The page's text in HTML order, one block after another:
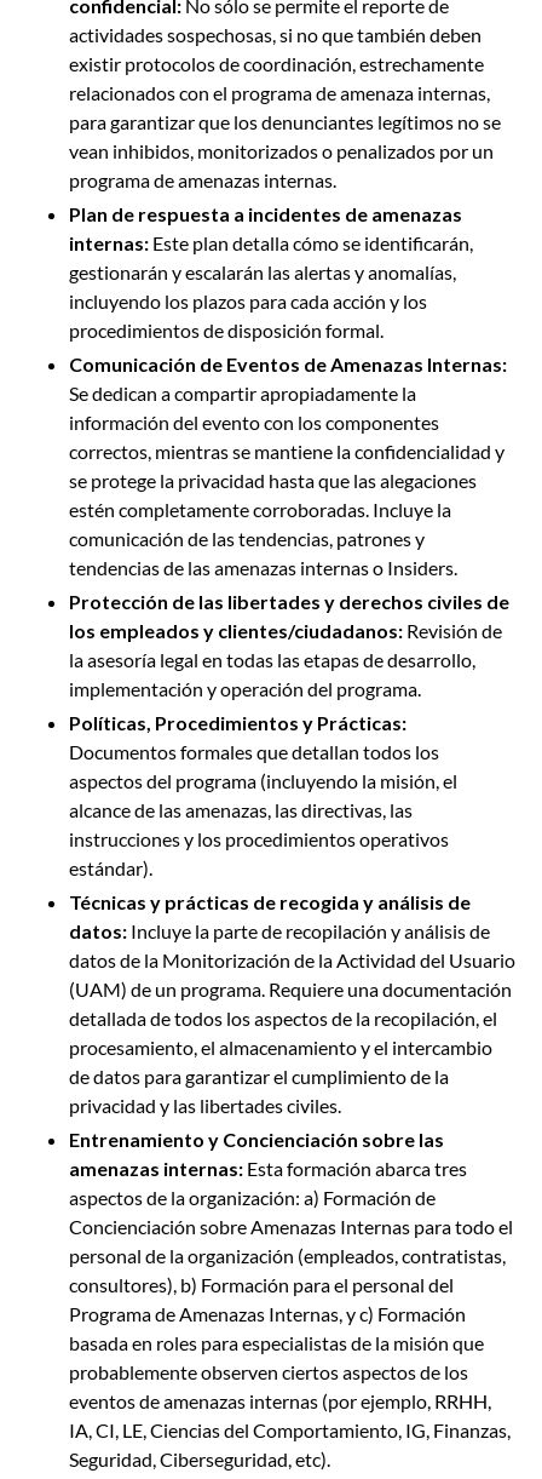
confidencial: No sólo se permite el reporte de
actividades sospechosas, si no que también deben
existir protocolos de coordinación, estrechamente
relacionados con el programa de amenaza internas,
para garantizar que los denunciantes legítimos no se
vean inhibidos, monitorizados o penalizados por un
programa de amenazas internas.
Plan de respuesta a incidentes de amenazas
internas: Este plan detalla cómo se identificarán,
gestionarán y escalarán las alertas y anomalías,
incluyendo los plazos para cada acción y los
procedimientos de disposición formal.
Comunicación de Eventos de Amenazas Internas:
Se dedican a compartir apropiadamente la
información del evento con los componentes
correctos, mientras se mantiene la confidencialidad y
se protege la privacidad hasta que las alegaciones
estén completamente corroboradas. Incluye la
comunicación de las tendencias, patrones y
tendencias de las amenazas internas o Insiders.
Protección de las libertades y derechos civiles de
los empleados y clientes/ciudadanos: Revisión de
la asesoría legal en todas las etapas de desarrollo,
implementación y operación del programa.
Políticas, Procedimientos y Prácticas:
Documentos formales que detallan todos los
aspectos del programa (incluyendo la misión, el
alcance de las amenazas, las directivas, las
instrucciones y los procedimientos operativos
estándar).
Técnicas y prácticas de recogida y análisis de
datos: Incluye la parte de recopilación y análisis de
datos de la Monitorización de la Actividad del Usuario
(UAM) de un programa. Requiere una documentación
detallada de todos los aspectos de la recopilación, el
procesamiento, el almacenamiento y el intercambio
de datos para garantizar el cumplimiento de la
privacidad y las libertades civiles.
Entrenamiento y Concienciación sobre las
amenazas internas: Esta formación abarca tres
aspectos de la organización: a) Formación de
Concienciación sobre Amenazas Internas para todo el
personal de la organización (empleados, contratistas,
consultores), b) Formación para el personal del
Programa de Amenazas Internas, y c) Formación
basada en roles para especialistas de la misión que
probablemente observen ciertos aspectos de los
eventos de amenazas internas (por ejemplo, RRHH,
IA, CI, LE, Ciencias del Comportamiento, IG, Finanzas,
Seguridad, Ciberseguridad, etc).